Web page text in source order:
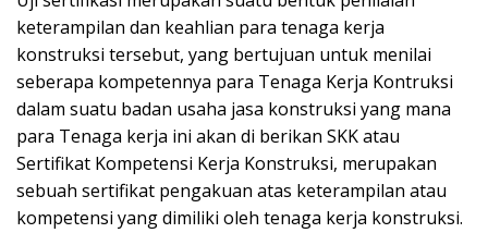
keterampilan dan keahlian para tenaga kerja
konstruksi tersebut, yang bertujuan untuk menilai
seberapa kompetennya para Tenaga Kerja Kontruksi
dalam suatu badan usaha jasa konstruksi yang mana
para Tenaga kerja ini akan di berikan SKK atau
Sertifikat Kompetensi Kerja Konstruksi, merupakan
sebuah sertifikat pengakuan atas keterampilan atau
kompetensi yang dimiliki oleh tenaga kerja konstruksi.